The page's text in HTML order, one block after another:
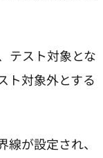
テスト対象とな
ト対象外とする
が設定され、